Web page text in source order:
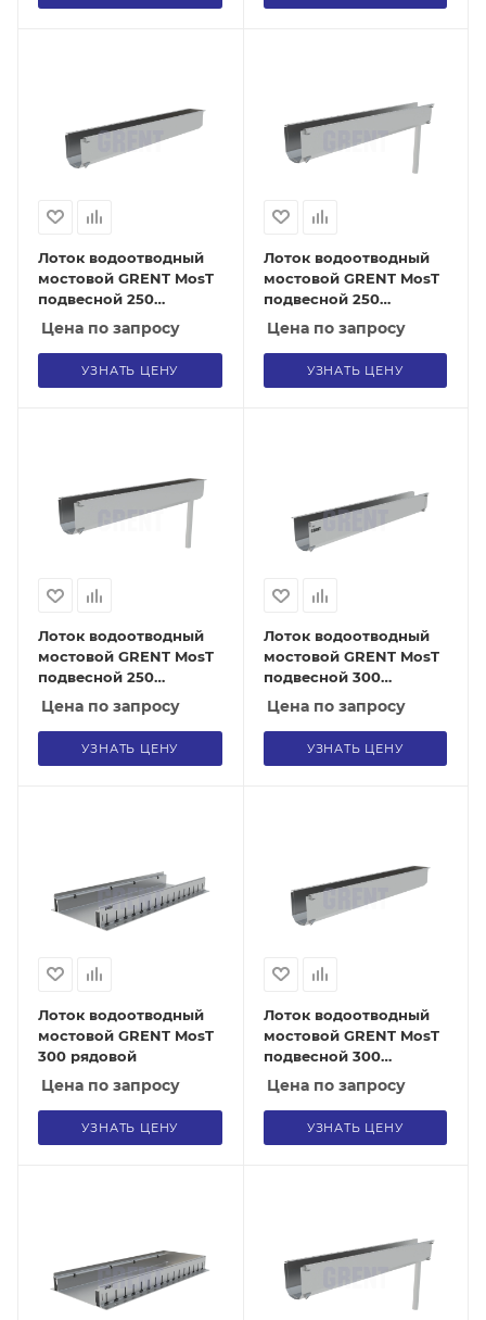
Лоток водоотводный
мостовой GRENT MosT
подвесной 250
торцевой
Цена по запросу
УЗНАТЬ ЦЕНУ
Лоток водоотводный
мостовой GRENT MosT
подвесной 250
выпускной
Цена по запросу
УЗНАТЬ ЦЕНУ
Лоток водоотводный
мостовой GRENT MosT
подвесной 250
выпускной торцевой
Цена по запросу
УЗНАТЬ ЦЕНУ
Лоток водоотводный
мостовой GRENT MosT
подвесной 300
рядовой
Цена по запросу
УЗНАТЬ ЦЕНУ
Лоток водоотводный
мостовой GRENT MosT
300 рядовой
Цена по запросу
УЗНАТЬ ЦЕНУ
Лоток водоотводный
мостовой GRENT MosT
подвесной 300
торцевой
Цена по запросу
УЗНАТЬ ЦЕНУ